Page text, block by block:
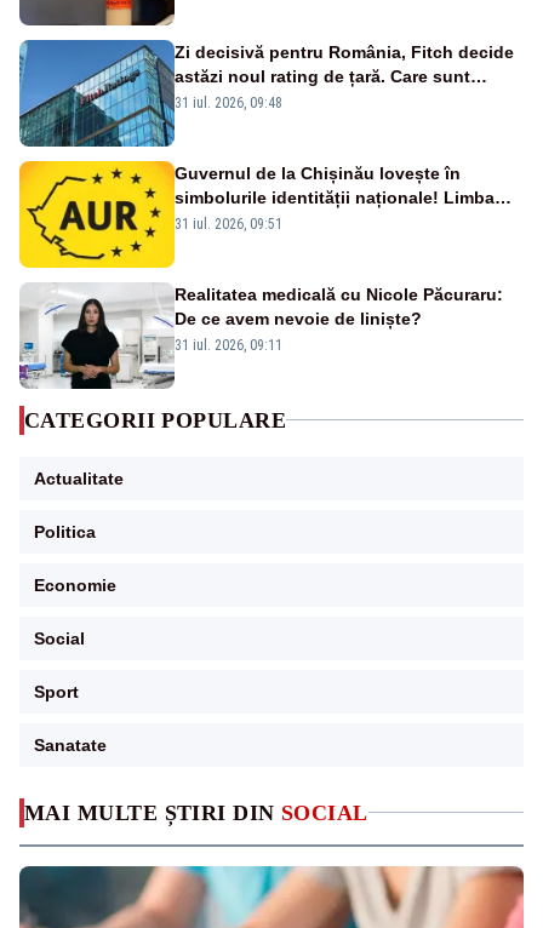
MAI MULTE ȘTIRI DIN SOCIAL
Zi decisivă pentru România, Fitch decide
astăzi noul rating de țară. Care sunt
efectele retrogradării la categoria „junk”
31 iul. 2026, 09:48
Guvernul de la Chișinău lovește în
simbolurile identității naționale! Limba
română nu se economisește! Limba
31 iul. 2026, 09:51
Realitatea medicală cu Nicole Păcuraru:
De ce avem nevoie de liniște?
31 iul. 2026, 09:11
CATEGORII POPULARE
Actualitate
Politica
Economie
Social
Sport
Sanatate